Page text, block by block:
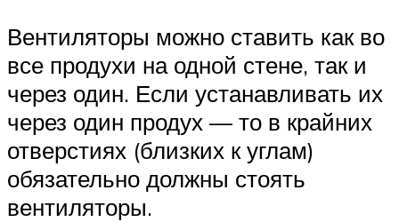
Вентиляторы можно ставить как во
все продухи на одной стене, так и
через один. Если устанавливать их
через один продух — то в крайних
отверстиях (близких к углам)
обязательно должны стоять
вентиляторы.